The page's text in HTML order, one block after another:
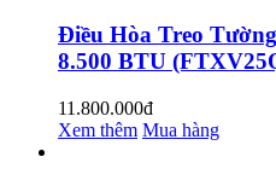
Điều Hòa Treo
8.500 BTU
11.800.000đ
Xem thêm Mua hàng